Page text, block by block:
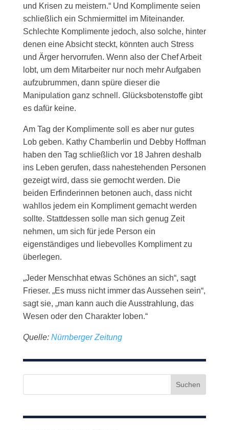
und Krisen zu meistern.“ Und Komplimente seien
schließlich ein Schmiermittel im Miteinander.
Schlechte Komplimente jedoch, also solche, hinter
denen eine Absicht steckt, könnten auch Stress
und Ärger hervorrufen. Wenn also der Chef Arbeit
lobt, um dem Mitarbeiter nur noch mehr Aufgaben
aufzubrummen, dann spüre dieser die
Manipulation ganz schnell. Glücksbotenstoffe gibt
es dafür keine.
Am Tag der Komplimente soll es aber nur gutes
Lob geben. Kathy Chamberlin und Debby Hoffman
haben den Tag schließlich vor 18 Jahren deshalb
ins Leben gerufen, dass nahestehenden Personen
gezeigt wird, dass sie gemocht werden. Die
beiden Erfinderinnen betonen auch, dass nicht
wahllos jedem ein Kompliment gemacht werden
sollte. Stattdessen solle man sich genug Zeit
nehmen, um sich für jede Person ein
eigenständiges und liebevolles Kompliment zu
überlegen.
„Jeder Menschhat etwas Schönes an sich“, sagt
Frieser. „Es muss nicht immer das Aussehen sein“,
sagt sie, „man kann auch die Ausstrahlung, das
Wesen oder den Charakter loben.“
Quelle: Nürnberger Zeitung